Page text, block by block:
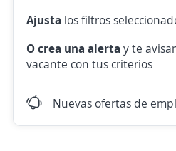
Ajusta los filtros
O crea una alerta y te
vacante con tus criterios
Nuevas ofertas de